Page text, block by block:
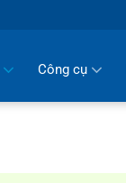
Công cụ